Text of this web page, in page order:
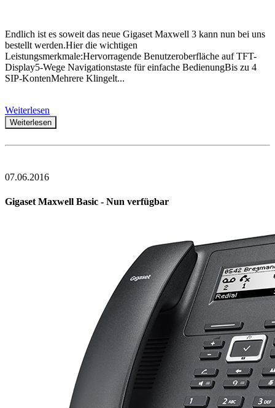
Endlich ist es soweit das neue Gigaset Maxwell 3 kann nun bei uns
bestellt werden.Hier die wichtigen
Leistungsmerkmale:Hervorragende Benutzeroberfläche auf TFT-
Display5-Wege Navigationstaste für einfache BedienungBis zu 4
SIP-KontenMehrere Klingelt...
Weiterlesen
Weiterlesen
07.06.2016
Gigaset Maxwell Basic - Nun verfügbar